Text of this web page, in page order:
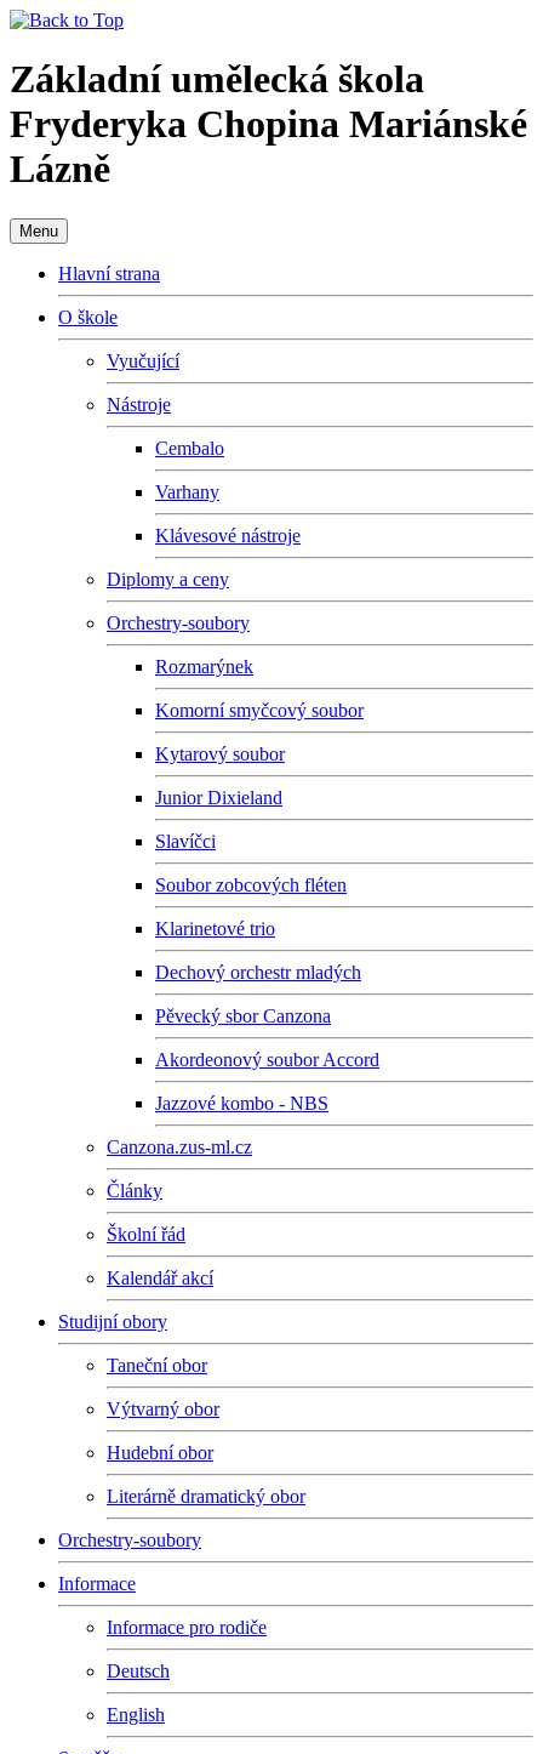
Základní umělecká škola
Fryderyka Chopina Mariánské
Lázně
Menu
Hlavní strana
O škole
Vyučující
Nástroje
Cembalo
Varhany
Klávesové nástroje
Diplomy a ceny
Orchestry-soubory
Rozmarýnek
Komorní smyčcový soubor
Kytarový soubor
Junior Dixieland
Slavíčci
Soubor zobcových fléten
Klarinetové trio
Dechový orchestr mladých
Pěvecký sbor Canzona
Akordeonový soubor Accord
Jazzové kombo - NBS
Canzona.zus-ml.cz
Články
Školní řád
Kalendář akcí
Studijní obory
Taneční obor
Výtvarný obor
Hudební obor
Literárně dramatický obor
Orchestry-soubory
Informace
Informace pro rodiče
Deutsch
English